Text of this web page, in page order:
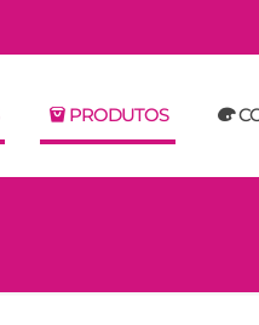
PRODUTOS